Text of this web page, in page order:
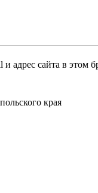
адрес сайта в этом
края